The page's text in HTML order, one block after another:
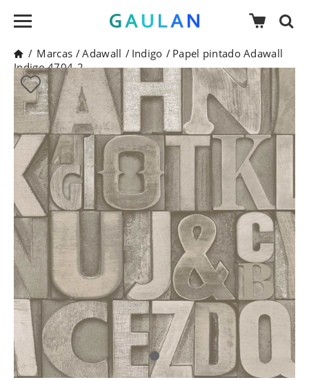
/ Marcas /Adawall / Indigo / Papel pintado Adawall
Indigo 4704-2